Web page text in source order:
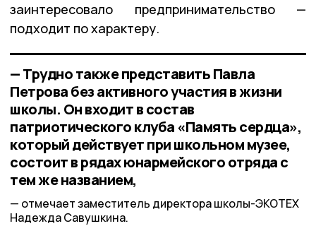
заинтересовало предпринимательство —
подходит по характеру.
— Трудно также представить Павла
Петрова без активного участия в жизни
школы. Он входит в состав
патриотического клуба «Память сердца»,
который действует при школьном музее,
состоит в рядах юнармейского отряда с
тем же названием,
отмечает заместитель директора школы-ЭКОТЕХ
Надежда Савушкина.